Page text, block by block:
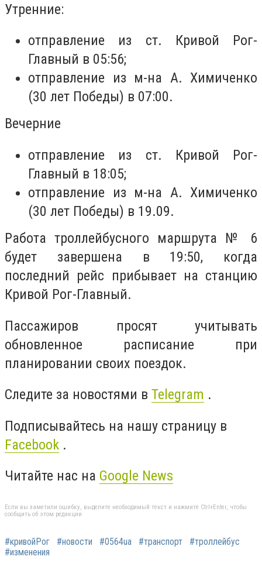
Утренние:
отправление из ст. Кривой Рог-
Главный в 05:56;
отправление из м-на А. Химиченко
(30 лет Победы) в 07:00.
Вечерние
отправление из ст. Кривой Рог-
Главный в 18:05;
отправление из м-на А. Химиченко
(30 лет Победы) в 19.09.
Работа троллейбусного маршрута № 6
будет завершена в 19:50, когда
последний рейс прибывает на станцию
Кривой Рог-Главный.
Пассажиров просят учитывать
обновленное расписание при
планировании своих поездок.
Следите за новостями в Telegram .
Подписывайтесь на нашу страницу в
Facebook .
Читайте нас на Google News
Если вы заметили ошибку, выделите необходимый текст и нажмите Ctrl+Enter, чтобы
сообщить об этом редакции
#кривойРог #новости #0564ua #транспорт
#троллейбус
#изменения